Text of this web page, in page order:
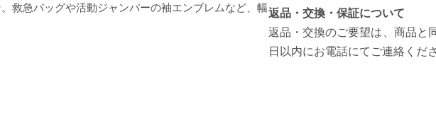
救急バッグや活動ジャンパーの袖エンブレムなど、幅返品・交換・保証について
返品・交換のご要望は、商品と
日以内にお電話にてご連絡くだ